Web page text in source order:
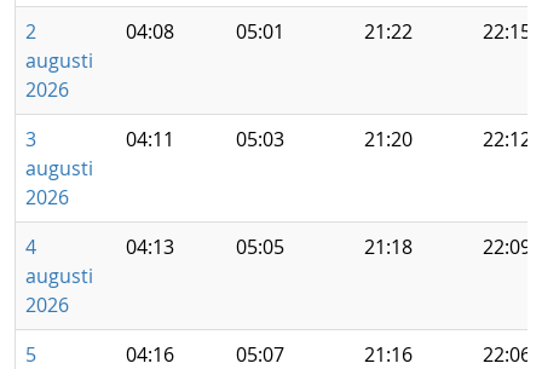
2
augusti
2026
04:08 05:01 21:22 22:15
3
augusti
2026
04:11 05:03 21:20 22:12
4
augusti
2026
04:13 05:05 21:18 22:09
5
04:16 05:07 21:16 22:06